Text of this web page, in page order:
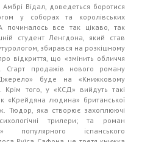
Відал, доведеться боротися
у соборах та королівських
починалось все так цікаво, так
студент Ленгдона, який став
збирався на розкішному
відкриття, що «змінить обличчя
Старт продажів нового роману
буде на «Книжковому
Крім того, у «КСД» вийдуть такі
«Крейдяна людина» британської
Тюдор, яка створює захоплюючі
трилери; та роман
популярного іспанського